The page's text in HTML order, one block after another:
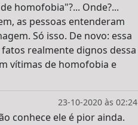
homofobia"?... Onde?...
as pessoas entenderam
Só isso. De novo: essa
realmente dignos dessa
vítimas de homofobia e
23-10-2020 às 02:24
conhece ele é pior ainda.